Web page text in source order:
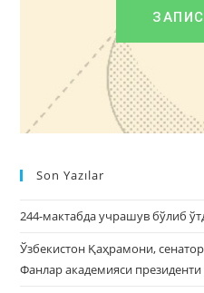
Son Yazılar
244-мактабда учрашув бўлиб
Ўзбекистон Қаҳрамони,
Фанлар академияси президенти